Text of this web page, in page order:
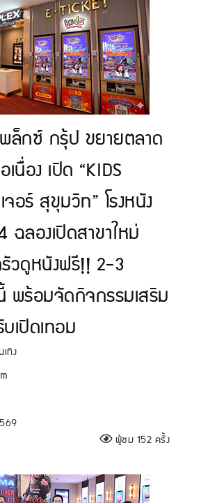
พล็กซ์ กรุ้ป ขยายตลาด
นื่อง เปิด “KIDS
จอร์ สุขุมวิท” โรงหนัง
ฉลองเปิดสาขาใหม่
วดูหนังฟรี!! 2-3
ร้อมจัดกิจกรรมเสริม
เปิดเทอม
ทิง
ผู้ชม 152 ครั้ง